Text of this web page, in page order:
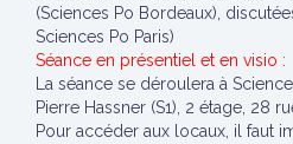
(Sciences Po Bordeaux),
Sciences Po Paris)
Séance en présentiel et en visio :
La séance se déroulera à
Pierre Hassner (S1), 2 étage, 28
Pour accéder aux locaux, il faut